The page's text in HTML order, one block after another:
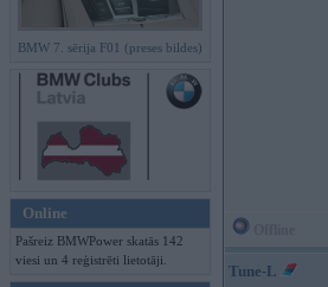
BMW 7. sērija F01 (preses bildes)
Online
Pašreiz BMWPower skatās 142
viesi un 4 reģistrēti lietotāji.
Tune-L